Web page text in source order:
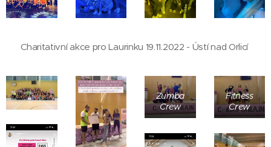
Charitativní akce pro Laurinku 19.11.2022 - Ústí nad Orlicí
Zumba
Crew
Fitness
Crew